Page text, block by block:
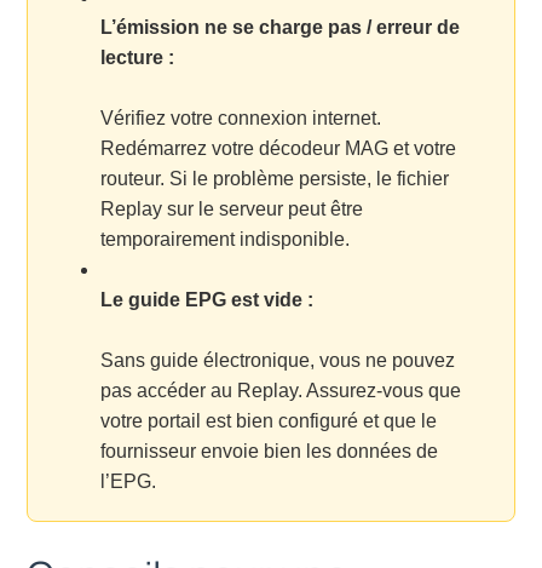
L’émission ne se charge pas / erreur de
lecture :
Vérifiez votre connexion internet.
Redémarrez votre décodeur MAG et votre
routeur. Si le problème persiste, le fichier
Replay sur le serveur peut être
temporairement indisponible.
Le guide EPG est vide :
Sans guide électronique, vous ne pouvez
pas accéder au Replay. Assurez-vous que
votre portail est bien configuré et que le
fournisseur envoie bien les données de
l’EPG.